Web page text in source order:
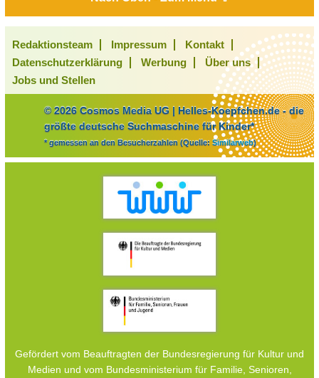
Redaktionsteam Impressum
Kontakt
Datenschutzerklärung
Werbung
Über uns
Jobs und Stellen
© 2026 Cosmos Media UG | Helles-Koepfchen.de - die
größte deutsche Suchmaschine für Kinder*
* gemessen an den Besucherzahlen (Quelle: Similarweb)
Gefördert vom Beauftragten der Bundesregierung für Kultur und
Medien und vom Bundesministerium für Familie, Senioren,